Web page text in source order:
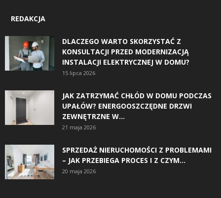
REDAKCJA
DLACZEGO WARTO SKORZYSTAĆ Z
KONSULTACJI PRZED MODERNIZACJĄ
INSTALACJI ELEKTRYCZNEJ W DOMU?
15 lipca 2026
JAK ZATRZYMAĆ CHŁÓD W DOMU PODCZAS
UPAŁÓW? ENERGOOSZCZĘDNE DRZWI
ZEWNĘTRZNE W...
21 maja 2026
SPRZEDAŻ NIERUCHOMOŚCI Z PROBLEMAMI
– JAK PRZEBIEGA PROCES I Z CZYM...
20 maja 2026